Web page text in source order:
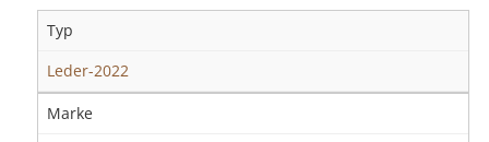
Typ
Leder-2022
Marke